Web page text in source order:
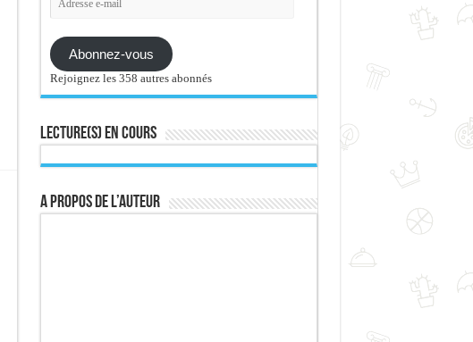
Abonnez-vous
Rejoignez les 358 autres abonnés
Lecture(s) en cours
A propos de l’auteur